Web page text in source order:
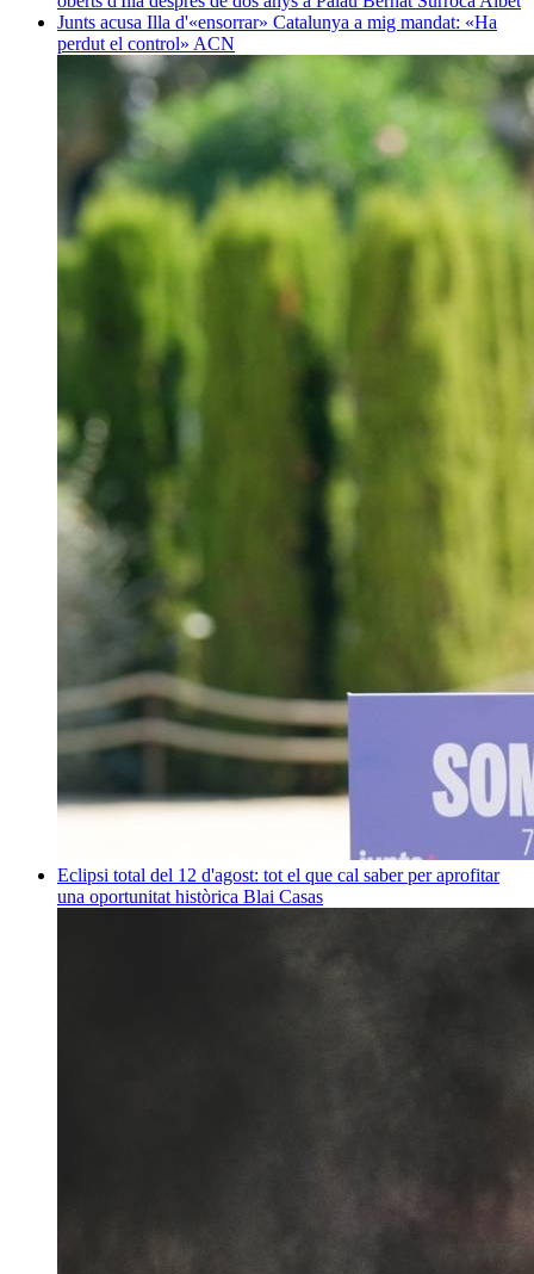
Junts acusa Illa d'«ensorrar» Catalunya a mig mandat: «Ha
perdut el control» ACN
Eclipsi total del 12 d'agost: tot el que cal saber per aprofitar
una oportunitat històrica Blai Casas